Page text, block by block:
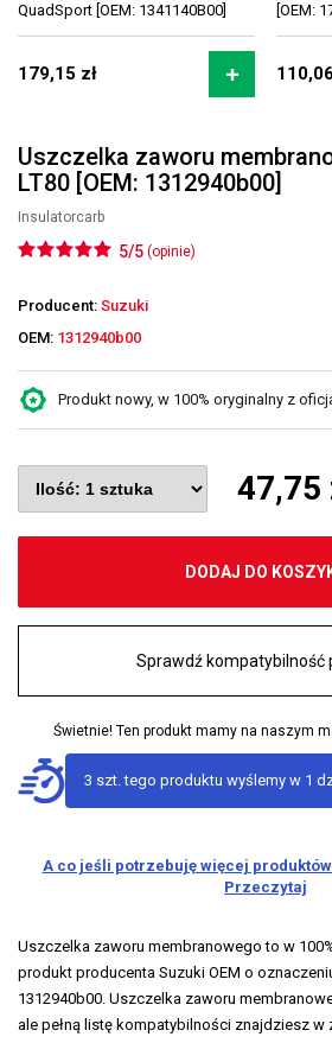
QuadSport [OEM: 1341140B00]
179,15 zł
[OEM:
Uszczelka zaworu
LT80 [OEM: 1312940b00]
Insulatorcarb
5/5 (opinie)
Producent: Suzuki
OEM: 1312940b00
Produkt nowy, w 100% oryginalny z
47,75
DODAJ DO
Sprawdź kompatybilność
Świetnie! Ten produkt mamy na naszym
3 szt. tego produktu wyślemy w 1
A co jeśli potrzebuję więcej
Przeczytaj
Uszczelka zaworu membranowego to w
produkt producenta Suzuki OEM o
1312940b00. Uszczelka zaworu
ale pełną listę kompatybilności znajdziesz w